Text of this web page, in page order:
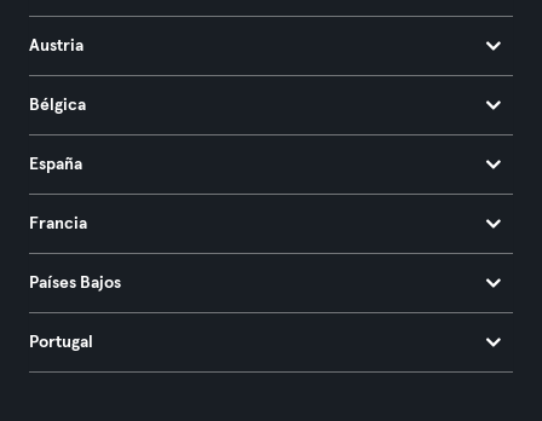
Austria
Bélgica
España
Francia
Países Bajos
Portugal